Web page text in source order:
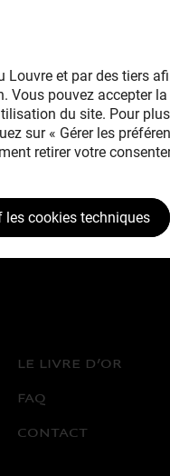
LE LIVRE D’OR
FAQ
CONTACT
et par des tiers
Vous pouvez accepter
du site. Pour
sur « Gérer les
retirer votre
les cookies techniques